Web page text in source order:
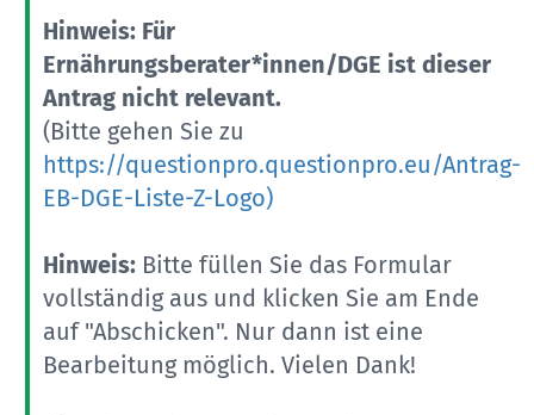
Hinweis: Für
Ernährungsberater*innen/DGE ist dieser
Antrag nicht relevant.
(Bitte gehen Sie zu
https://questionpro.questionpro.eu/Antrag-
EB-DGE-Liste-Z-Logo)
Hinweis: Bitte füllen Sie das Formular
vollständig aus und klicken Sie am Ende
auf "Abschicken". Nur dann ist eine
Bearbeitung möglich. Vielen Dank!